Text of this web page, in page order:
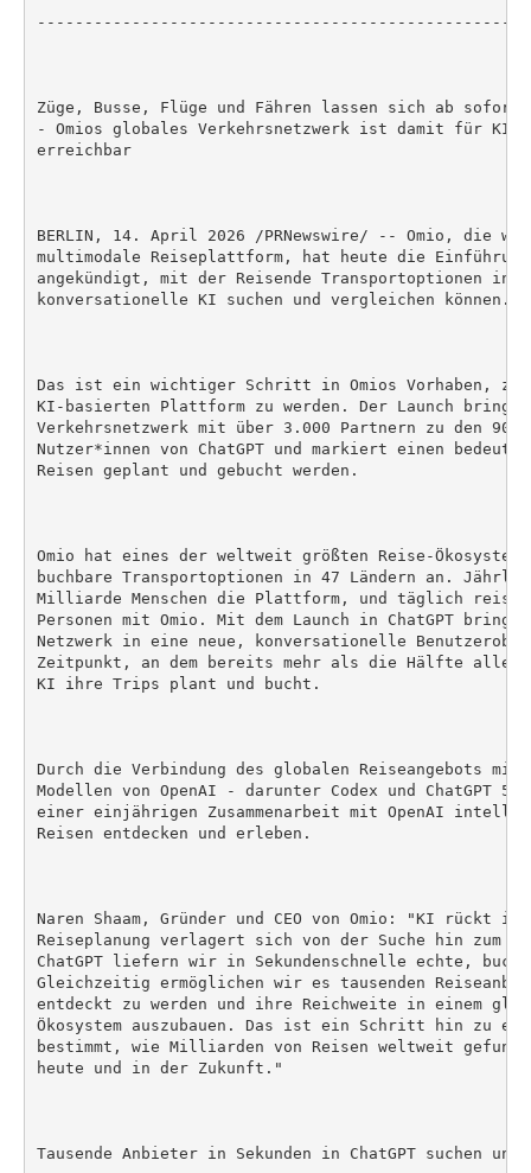
Züge, Busse, Flüge und Fähren lassen sich ab sofort
- Omios globales Verkehrsnetzwerk ist damit für KI-
erreichbar
BERLIN, 14. April 2026 /PRNewswire/ -- Omio, die
multimodale Reiseplattform, hat heute die Einführung
angekündigt, mit der Reisende Transportoptionen in
konversationelle KI suchen und vergleichen können.
Das ist ein wichtiger Schritt in Omios Vorhaben, zu
KI-basierten Plattform zu werden. Der Launch bringt
Verkehrsnetzwerk mit über 3.000 Partnern zu den
Nutzer*innen von ChatGPT und markiert einen
Reisen geplant und gebucht werden.
Omio hat eines der weltweit größten Reise-
buchbare Transportoptionen in 47 Ländern an.
Milliarde Menschen die Plattform, und täglich reisen
Personen mit Omio. Mit dem Launch in ChatGPT
Netzwerk in eine neue, konversationelle
Zeitpunkt, an dem bereits mehr als die Hälfte aller
KI ihre Trips plant und bucht.
Durch die Verbindung des globalen Reiseangebots
Modellen von OpenAI - darunter Codex und ChatGPT
einer einjährigen Zusammenarbeit mit OpenAI
Reisen entdecken und erleben.
Naren Shaam, Gründer und CEO von Omio: "KI rückt
Reiseplanung verlagert sich von der Suche hin zum
ChatGPT liefern wir in Sekundenschnelle echte,
Gleichzeitig ermöglichen wir es tausenden
entdeckt zu werden und ihre Reichweite in einem
Ökosystem auszubauen. Das ist ein Schritt hin zu
bestimmt, wie Milliarden von Reisen weltweit
heute und in der Zukunft."
Tausende Anbieter in Sekunden in ChatGPT suchen